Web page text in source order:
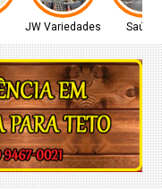
JW Variedades Saúde!